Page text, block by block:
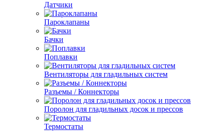
Датчики
Пароклапаны
Бачки
Поплавки
Вентиляторы для гладильных систем
Разъемы / Коннекторы
Поролон для гладильных досок и прессов
Термостаты